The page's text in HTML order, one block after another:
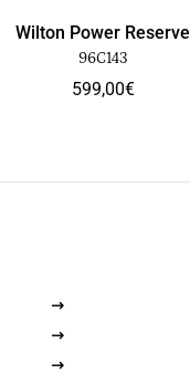
Wilton Power Reserve
96C143
599,00€